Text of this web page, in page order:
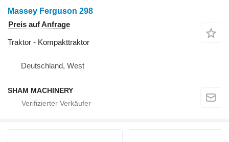
Massey Ferguson 298
Preis auf Anfrage
Traktor - Kompakttraktor
Deutschland, West
SHAM MACHINERY